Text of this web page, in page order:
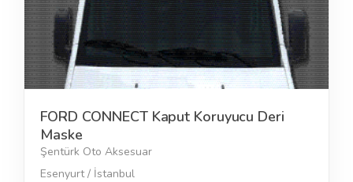
FORD CONNECT Kaput Koruyucu Deri
Maske
Şentürk Oto Aksesuar
Esenyurt / İstanbul